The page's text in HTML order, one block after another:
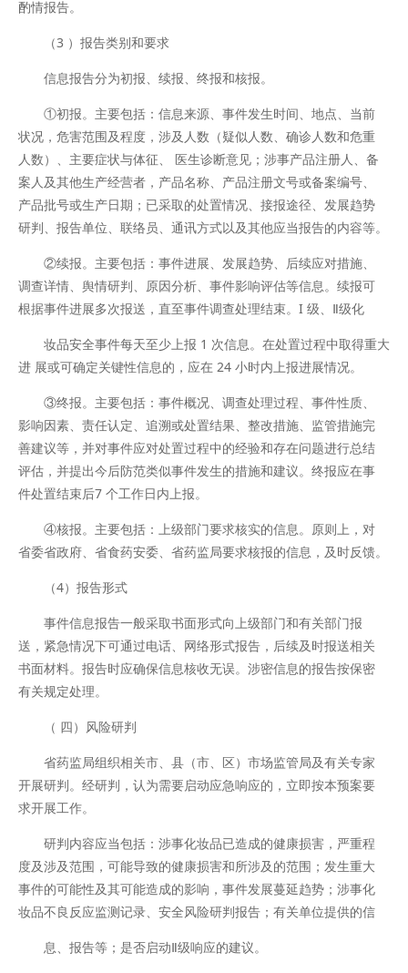
酌情报告。
（3 ）报告类别和要求
信息报告分为初报、续报、终报和核报。
①初报。主要包括：信息来源、事件发生时间、地点、当前
状况，危害范围及程度，涉及人数（疑似人数、确诊人数和危重
人数）、主要症状与体征、 医生诊断意见；涉事产品注册人、备
案人及其他生产经营者，产品名称、产品注册文号或备案编号、
产品批号或生产日期；已采取的处置情况、接报途径、发展趋势
研判、报告单位、联络员、通讯方式以及其他应当报告的内容等。
②续报。主要包括：事件进展、发展趋势、后续应对措施、
调查详情、舆情研判、原因分析、事件影响评估等信息。续报可
根据事件进展多次报送，直至事件调查处理结束。I 级、Ⅱ级化
妆品安全事件每天至少上报 1 次信息。在处置过程中取得重大
进 展或可确定关键性信息的，应在 24 小时内上报进展情况。
③终报。主要包括：事件概况、调查处理过程、事件性质、
影响因素、责任认定、追溯或处置结果、整改措施、监管措施完
善建议等，并对事件应对处置过程中的经验和存在问题进行总结
评估，并提出今后防范类似事件发生的措施和建议。终报应在事
件处置结束后7 个工作日内上报。
④核报。主要包括：上级部门要求核实的信息。原则上，对
省委省政府、省食药安委、省药监局要求核报的信息，及时反馈。
（4）报告形式
事件信息报告一般采取书面形式向上级部门和有关部门报
送，紧急情况下可通过电话、网络形式报告，后续及时报送相关
书面材料。报告时应确保信息核收无误。涉密信息的报告按保密
有关规定处理。
（ 四）风险研判
省药监局组织相关市、县（市、区）市场监管局及有关专家
开展研判。经研判，认为需要启动应急响应的，立即按本预案要
求开展工作。
研判内容应当包括：涉事化妆品已造成的健康损害，严重程
度及涉及范围，可能导致的健康损害和所涉及的范围；发生重大
事件的可能性及其可能造成的影响，事件发展蔓延趋势；涉事化
妆品不良反应监测记录、安全风险研判报告；有关单位提供的信
息、报告等；是否启动Ⅱ级响应的建议。